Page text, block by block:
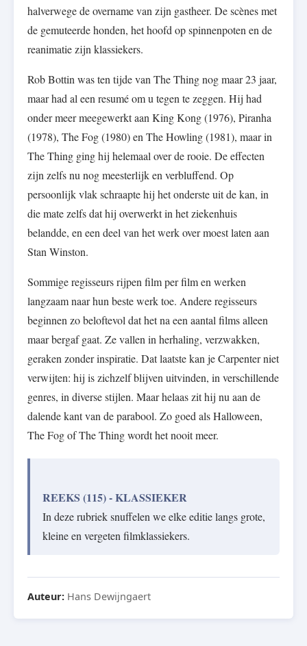
halverwege de overname van zijn gastheer. De scènes met
de gemuteerde honden, het hoofd op spinnenpoten en de
reanimatie zijn klassiekers.
Rob Bottin was ten tijde van The Thing nog maar 23 jaar,
maar had al een resumé om u tegen te zeggen. Hij had
onder meer meegewerkt aan King Kong (1976), Piranha
(1978), The Fog (1980) en The Howling (1981), maar in
The Thing ging hij helemaal over de rooie. De effecten
zijn zelfs nu nog meesterlijk en verbluffend. Op
persoonlijk vlak schraapte hij het onderste uit de kan, in
die mate zelfs dat hij overwerkt in het ziekenhuis
belandde, en een deel van het werk over moest laten aan
Stan Winston.
Sommige regisseurs rijpen film per film en werken
langzaam naar hun beste werk toe. Andere regisseurs
beginnen zo beloftevol dat het na een aantal films alleen
maar bergaf gaat. Ze vallen in herhaling, verzwakken,
geraken zonder inspiratie. Dat laatste kan je Carpenter niet
verwijten: hij is zichzelf blijven uitvinden, in verschillende
genres, in diverse stijlen. Maar helaas zit hij nu aan de
dalende kant van de parabool. Zo goed als Halloween,
The Fog of The Thing wordt het nooit meer.
REEKS (115) - KLASSIEKER
In deze rubriek snuffelen we elke editie langs grote,
kleine en vergeten filmklassiekers.
Auteur: Hans Dewijngaert